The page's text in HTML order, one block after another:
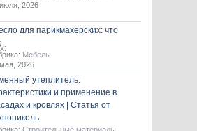
2026
для парикмахерских: что
Мебель
2026
утеплитель:
и применение в
и кровлях | Статья от